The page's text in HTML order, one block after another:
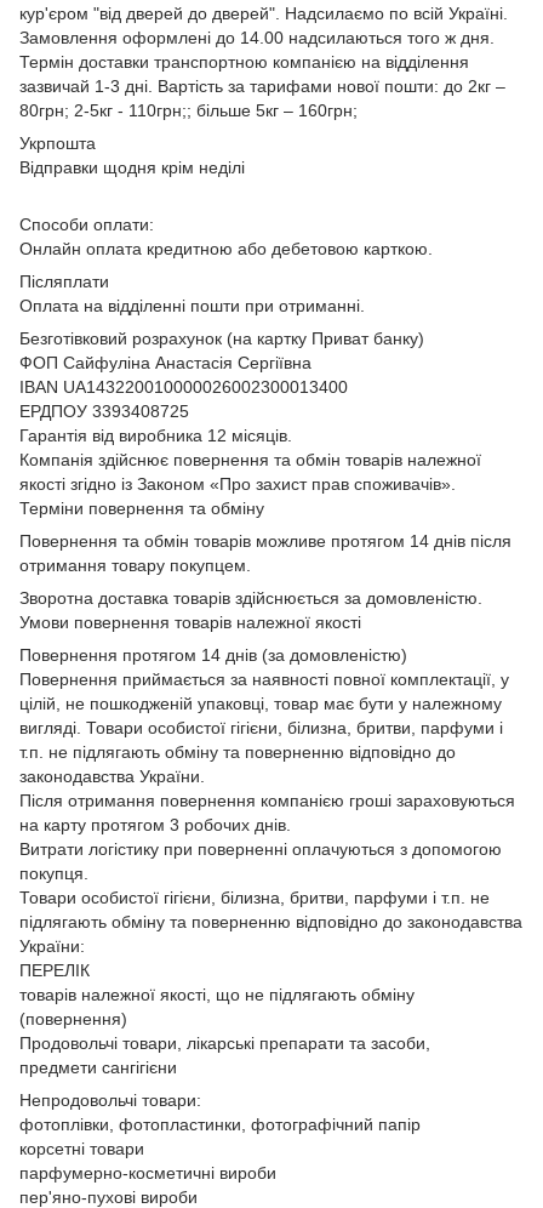
кур'єром "від дверей до дверей". Надсилаємо по всій Україні.
Замовлення оформлені до 14.00 надсилаються того ж дня.
Термін доставки транспортною компанією на відділення
зазвичай 1-3 дні. Вартість за тарифами нової пошти: до 2кг –
80грн; 2-5кг - 110грн;; більше 5кг – 160грн;
Укрпошта
Відправки щодня крім неділі
Способи оплати:
Онлайн оплата кредитною або дебетовою карткою.
Післяплати
Оплата на відділенні пошти при отриманні.
Безготівковий розрахунок (на картку Приват банку)
ФОП Сайфуліна Анастасія Сергіївна
IBAN UA143220010000026002300013400
ЕРДПОУ 3393408725
Гарантія від виробника 12 місяців.
Компанія здійснює повернення та обмін товарів належної
якості згідно із Законом «Про захист прав споживачів»
Терміни повернення та обміну
Повернення та обмін товарів можливе протягом 14 днів після
отримання товару покупцем.
Зворотна доставка товарів здійснюється за домовленістю.
Умови повернення товарів належної якості
Повернення протягом 14 днів (за домовленістю)
Повернення приймається за наявності повної комплектації, у
цілій, не пошкодженій упаковці, товар має бути у належному
вигляді. Товари особистої гігієни, білизна, бритви, парфуми і
т.п. не підлягають обміну та поверненню відповідно до
законодавства України.
Після отримання повернення компанією гроші зараховуються
на карту протягом 3 робочих днів.
Витрати логістику при поверненні оплачуються з допомогою
покупця.
Товари особистої гігієни, білизна, бритви, парфуми і т.п. не
підлягають обміну та поверненню відповідно до законодавства
України:
ПЕРЕЛІК
товарів належної якості, що не підлягають обміну
(повернення)
Продовольчі товари, лікарські препарати та засоби,
предмети сангігієни
Непродовольчі товари:
фотоплівки, фотопластинки, фотографічний папір
корсетні товари
парфумерно-косметичні вироби
пер'яно-пухові вироби